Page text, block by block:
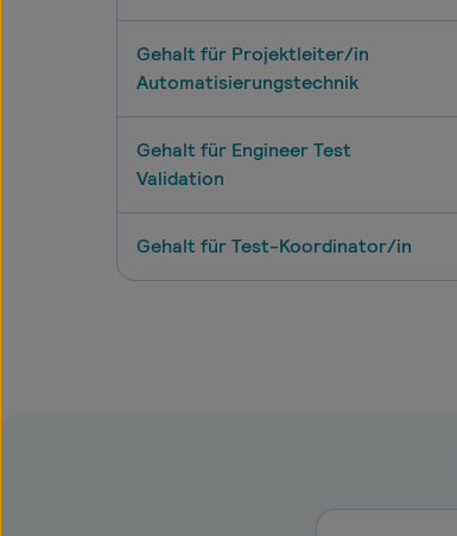
Gehalt für Projektleiter/in
Automatisierungstechnik
Gehalt für Engineer Test
Validation
Gehalt für Test-Koordinator/in